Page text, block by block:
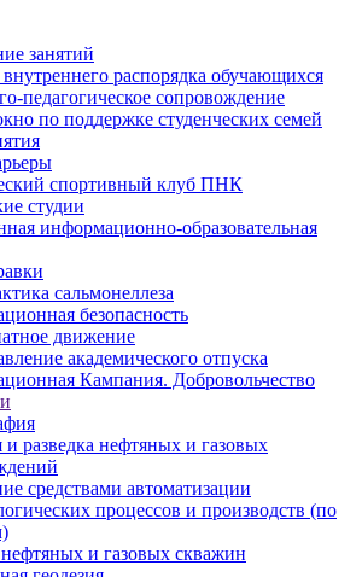
занятий
распорядка обучающихся
педагогическое сопровождение
по поддержке студенческих семей
спортивный клуб ПНК
студии
информационно-образовательная
сальмонеллеза
безопасность
движение
академического отпуска
Кампания. Добровольчество
и разведка нефтяных и газовых
средствами автоматизации
процессов и производств (по
и газовых скважин